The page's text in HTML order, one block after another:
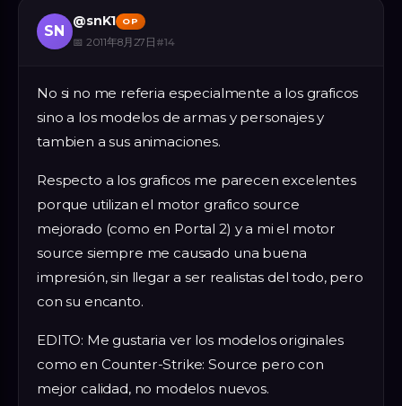
SN
@snK1 OP
📅 2011年8月27日 #14
No si no me referia especialmente a los graficos
sino a los modelos de armas y personajes y
tambien a sus animaciones.
Respecto a los graficos me parecen excelentes
porque utilizan el motor grafico source
mejorado (como en Portal 2) y a mi el motor
source siempre me causado una buena
impresión, sin llegar a ser realistas del todo, pero
con su encanto.
EDITO: Me gustaria ver los modelos originales
como en Counter-Strike: Source pero con
mejor calidad, no modelos nuevos.